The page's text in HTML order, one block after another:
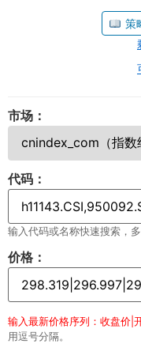
策
市场：
代码：
输入代码或名称快速搜索，
价格：
输入最新价格序列：收盘价|
用逗号分隔。